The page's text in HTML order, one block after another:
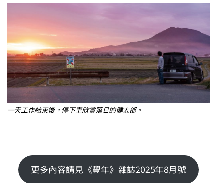
一天工作結束後，停下車欣賞落日的健太郎。
更多內容請見《豐年》雜誌2025年8月號